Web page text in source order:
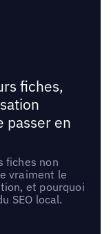
fiches,
passer en
fiches non
vraiment le
et pourquoi
SEO local.